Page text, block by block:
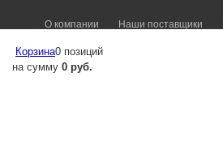
О компании Наши поставщики
Корзина0 позиций
на сумму 0 руб.